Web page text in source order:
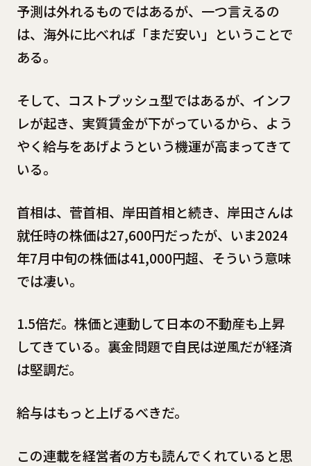
予測は外れるものではあるが、一つ言えるの
は、海外に比べれば「まだ安い」ということで
ある。
そして、コストプッシュ型ではあるが、インフ
レが起き、実質賃金が下がっているから、よう
やく給与をあげようという機運が高まってきて
いる。
首相は、菅首相、岸田首相と続き、岸田さんは
就任時の株価は27,600円だったが、いま2024
年7月中旬の株価は41,000円超、そういう意味
では凄い。
1.5倍だ。株価と連動して日本の不動産も上昇
してきている。裏金問題で自民は逆風だが経済
は堅調だ。
給与はもっと上げるべきだ。
この連載を経営者の方も読んでくれていると思